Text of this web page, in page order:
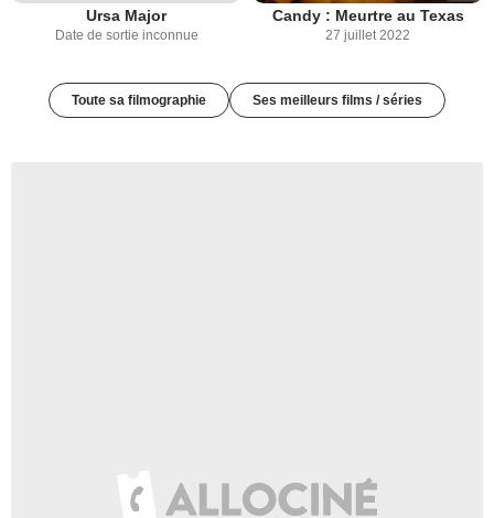
Ursa Major
Date de sortie inconnue
Candy : Meurtre au Texas
27 juillet 2022
Toute sa filmographie Ses meilleurs films / séries